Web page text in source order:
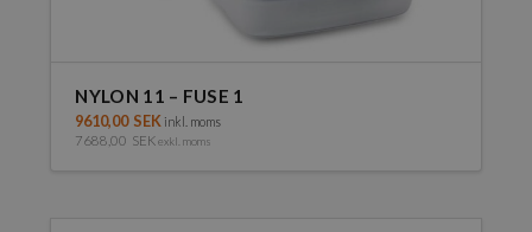
NYLON 11 – FUSE 1
9610,00 SEK inkl. moms
7688,00 SEK exkl. moms